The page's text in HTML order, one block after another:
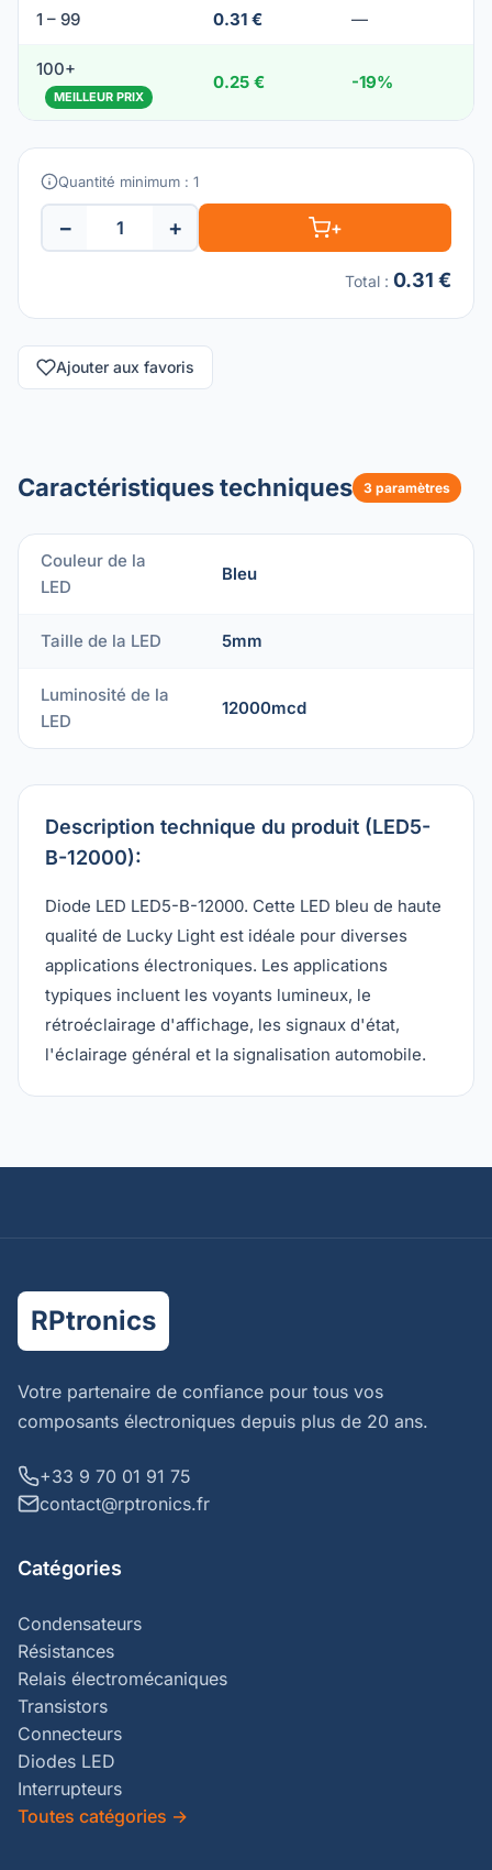
1 – 99 0.31 € —
100+
MEILLEUR PRIX
0.25 € -19%
Quantité minimum : 1
− + +
Total : 0.31 €
Ajouter aux favoris
Caractéristiques techniques 3 paramètres
Couleur de la
LED
Bleu
Taille de la LED 5mm
Luminosité de la
LED
12000mcd
Description technique du produit (LED5-
B-12000):
Diode LED LED5-B-12000. Cette LED bleu de haute
qualité de Lucky Light est idéale pour diverses
applications électroniques. Les applications
typiques incluent les voyants lumineux, le
rétroéclairage d'affichage, les signaux d'état,
l'éclairage général et la signalisation automobile.
RPtronics
Votre partenaire de confiance pour tous vos
composants électroniques depuis plus de 20 ans.
+33 9 70 01 91 75
contact@rptronics.fr
Catégories
Condensateurs
Résistances
Relais électromécaniques
Transistors
Connecteurs
Diodes LED
Interrupteurs
Toutes catégories →